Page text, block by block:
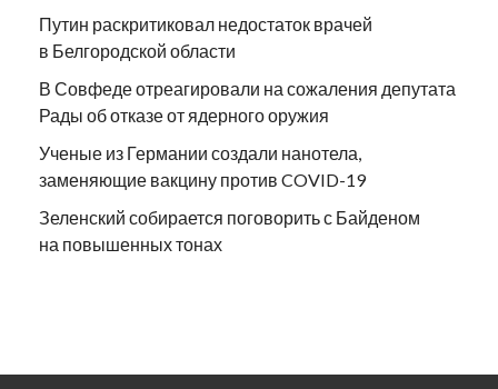
Путин раскритиковал недостаток врачей
в Белгородской области
В Совфеде отреагировали на сожаления депутата
Рады об отказе от ядерного оружия
Ученые из Германии создали нанотела,
заменяющие вакцину против COVID-19
Зеленский собирается поговорить с Байденом
на повышенных тонах